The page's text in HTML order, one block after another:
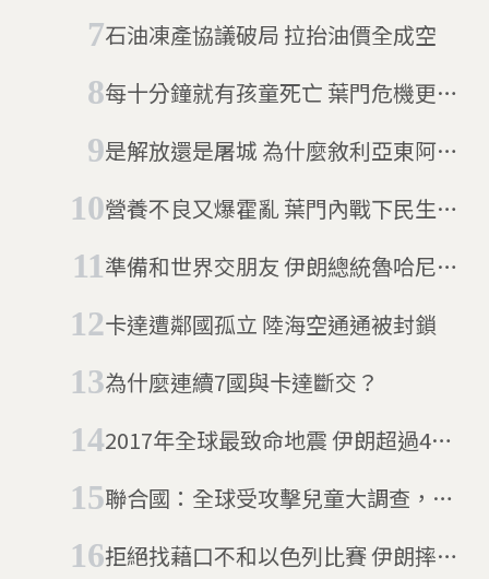
石油凍產協議破局 拉抬油價全成空
每十分鐘就有孩童死亡 葉門危機更惡
是解放還是屠城 為什麼敘利亞東阿勒
營養不良又爆霍亂 葉門內戰下民生更
準備和世界交朋友 伊朗總統魯哈尼連
卡達遭鄰國孤立 陸海空通通被封鎖
為什麼連續7國與卡達斷交？
2017年全球最致命地震 伊朗超過400
聯合國：全球受攻擊兒童大調查，今
拒絕找藉口不和以色列比賽 伊朗摔角